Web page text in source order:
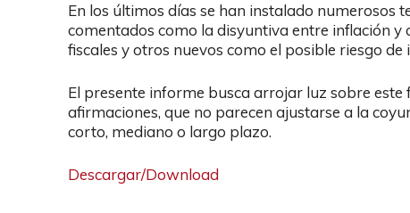
En los últimos días se han instalado numerosos
comentados como la disyuntiva entre inflación
fiscales y otros nuevos como el posible riesgo
El presente informe busca arrojar luz sobre
afirmaciones, que no parecen ajustarse a la
corto, mediano o largo plazo.
Descargar/Download